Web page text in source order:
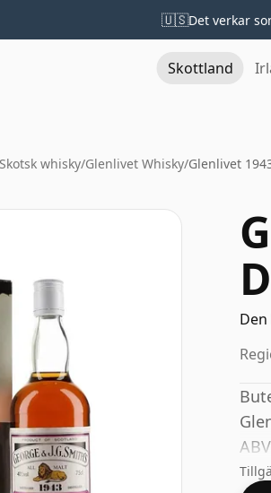
🇺🇸Det verkar
Skottland
whisky/Glenlivet Whisky/Glenlivet